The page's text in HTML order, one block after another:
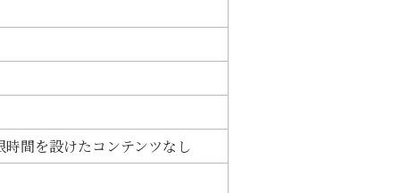
時間を設けたコンテンツなし